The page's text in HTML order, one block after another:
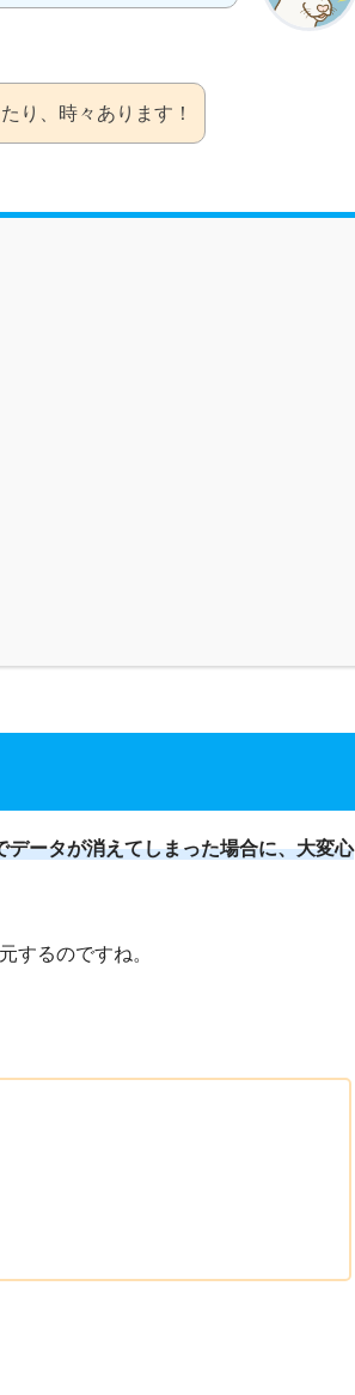
り、時々あります！
ータが消えてしまった場合に、大変心
するのですね。